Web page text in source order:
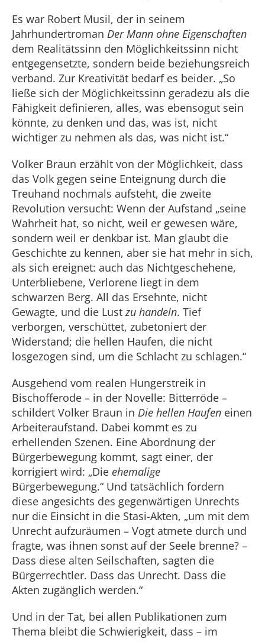
Es war Robert Musil, der in seinem
Jahrhundertroman Der Mann ohne Eigenschaften
dem Realitätssinn den Möglichkeitssinn nicht
entgegensetzte, sondern beide beziehungsreich
verband. Zur Kreativität bedarf es beider. „So
ließe sich der Möglichkeitssinn geradezu als die
Fähigkeit definieren, alles, was ebensogut sein
könnte, zu denken und das, was ist, nicht
wichtiger zu nehmen als das, was nicht ist.“
Volker Braun erzählt von der Möglichkeit, dass
das Volk gegen seine Enteignung durch die
Treuhand nochmals aufsteht, die zweite
Revolution versucht: Wenn der Aufstand „seine
Wahrheit hat, so nicht, weil er gewesen wäre,
sondern weil er denkbar ist. Man glaubt die
Geschichte zu kennen, aber sie hat mehr in sich,
als sich ereignet: auch das Nichtgeschehene,
Unterbliebene, Verlorene liegt in dem
schwarzen Berg. All das Ersehnte, nicht
Gewagte, und die Lustzu handeln. Tief
verborgen, verschüttet, zubetoniert der
Widerstand; die hellen Haufen, die nicht
losgezogen sind, um die Schlacht zu schlagen.“
Ausgehend vom realen Hungerstreik in
Bischofferode – in der Novelle: Bitterröde –
schildert Volker Braun in Die hellen Haufen einen
Arbeiteraufstand. Dabei kommt es zu
erhellenden Szenen. Eine Abordnung der
Bürgerbewegung kommt, sagt einer, der
korrigiert wird: „Die ehemalige
Bürgerbewegung.“ Und tatsächlich fordern
diese angesichts des gegenwärtigen Unrechts
nur die Einsicht in die Stasi-Akten, „um mit dem
Unrecht aufzuräumen – Vogt atmete durch und
fragte, was ihnen sonst auf der Seele brenne? –
Dass diese alten Seilschaften, sagten die
Bürgerrechtler. Dass das Unrecht. Dass die
Akten zugänglich werden.“
Und in der Tat, bei allen Publikationen zum
Thema bleibt die Schwierigkeit, dass – im